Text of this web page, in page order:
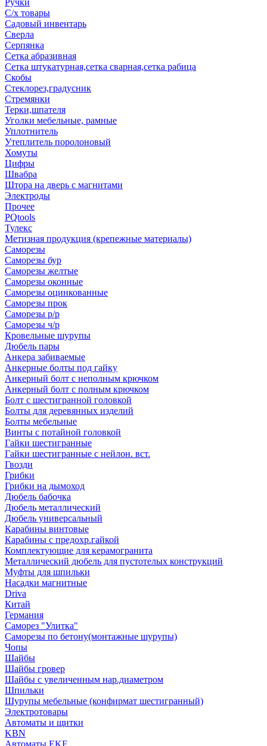
Ручки
С/х товары
Садовый инвентарь
Сверла
Серпянка
Сетка абразивная
Сетка штукатурная,сетка сварная,сетка рабица
Скобы
Стеклорез,градусник
Стремянки
Терки,шпателя
Уголки мебельные, рамные
Уплотнитель
Утеплитель поролоновый
Хомуты
Цифры
Швабра
Штора на дверь с магнитами
Электроды
Прочее
PQtools
Тулекс
Метизная продукция (крепежные материалы)
Саморезы
Саморезы бур
Саморезы желтые
Саморезы оконные
Саморезы оцинкованные
Саморезы прок
Саморезы р/р
Саморезы ч/р
Кровельные шурупы
Дюбель пары
Анкера забиваемые
Анкерные болты под гайку
Анкерный болт с неполным крючком
Анкерный болт с полным крючком
Болт с шестигранной головкой
Болты для деревянных изделий
Болты мебельные
Винты с потайной головкой
Гайки шестигранные
Гайки шестигранные с нейлон. вст.
Гвозди
Грибки
Грибки на дымоход
Дюбель бабочка
Дюбель металлический
Дюбель универсальный
Карабины винтовые
Карабины с предохр.гайкой
Комплектующие для керамогранита
Металлический дюбель для пустотелых конструкций
Муфты для шпильки
Насадки магнитные
Driva
Китай
Германия
Саморез "Улитка"
Саморезы по бетону(монтажные шурупы)
Чопы
Шайбы
Шайбы гровер
Шайбы с увеличенным нар.диаметром
Шпильки
Шурупы мебельные (конфирмат шестигранный)
Электротовары
Автоматы и щитки
KBN
Автоматы EKF